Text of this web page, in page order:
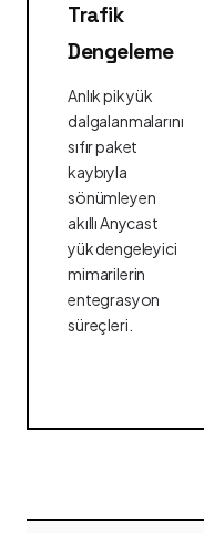
Trafik
Dengeleme
Anlık pik yük
dalgalanmalarını
sıfır paket
kaybıyla
sönümleyen
akıllı Anycast
yük dengeleyici
mimarilerin
entegrasyon
süreçleri.